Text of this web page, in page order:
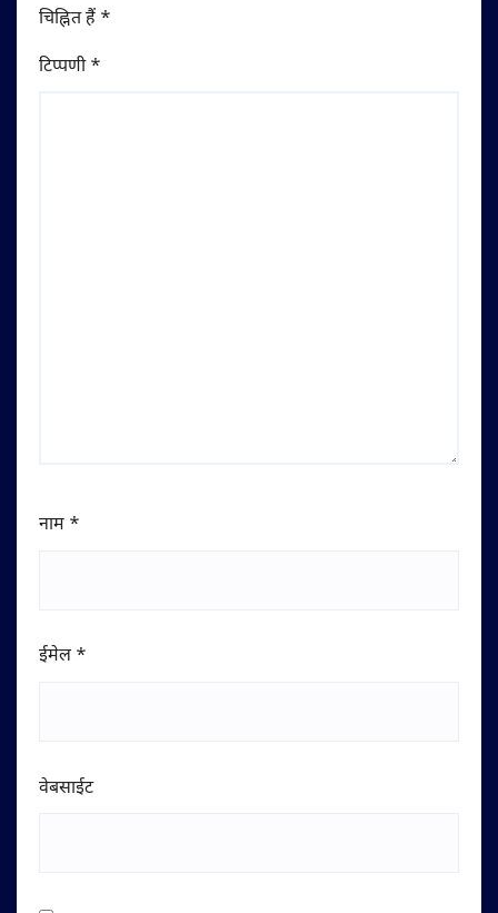
चिह्नित हैं *
टिप्पणी*
नाम *
ईमेल *
वेबसाईट